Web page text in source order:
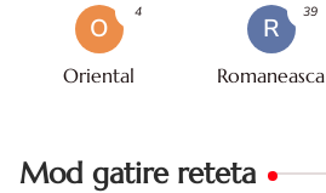
O
Oriental
4
R
Romaneasca
39
Mod gatire reteta